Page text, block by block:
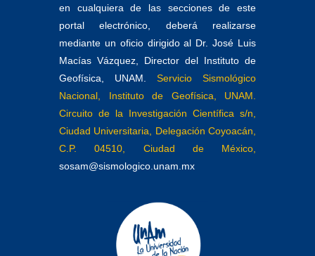
en cualquiera de las secciones de este
portal electrónico, deberá realizarse
mediante un oficio dirigido al Dr. José Luis
Macías Vázquez, Director del Instituto de
Geofísica, UNAM.
Servicio Sismológico
Nacional, Instituto de Geofísica, UNAM.
Circuito de la Investigación Científica s/n,
Ciudad Universitaria, Delegación Coyoacán,
C.P. 04510, Ciudad de México,
sosam@sismologico.unam.mx